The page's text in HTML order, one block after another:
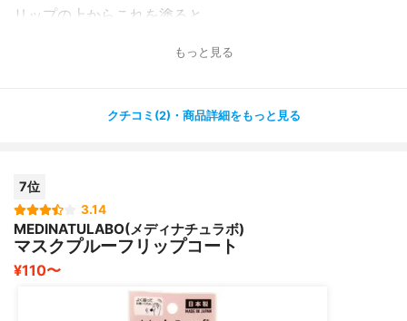
リップの上からこれを塗ると
マスクへも色移りがしにくくなるので感動します?！
ドオイル・オリーブオイルも配合なので
いです⭐︎
コスパもいいので継続しやすくオススメです(๑╹ω╹๑ )
もっと見る
クチコミ(2)・商品詳細をもっと見る
7位
3.14
MEDINATULABO(メディナチュラボ)
マスクプルーフリップコート
¥110〜